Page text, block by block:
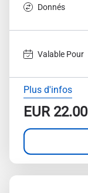
Donnés
Valable Pour
Plus d'infos
EUR22.00